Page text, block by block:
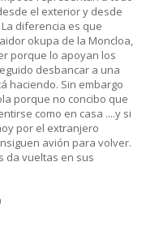
el exterior y desde
diferencia es que
okupa de la Moncloa,
porque lo apoyan los
desbancar a una
haciendo. Sin embargo
porque no concibo que
como en casa ....y si
por el extranjero
avión para volver.
da vueltas en sus